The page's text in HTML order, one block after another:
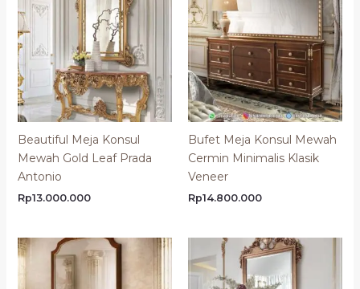
Beautiful Meja Konsul
Mewah Gold Leaf Prada
Antonio
Rp13.000.000
Bufet Meja Konsul Mewah
Cermin Minimalis Klasik
Veneer
Rp14.800.000